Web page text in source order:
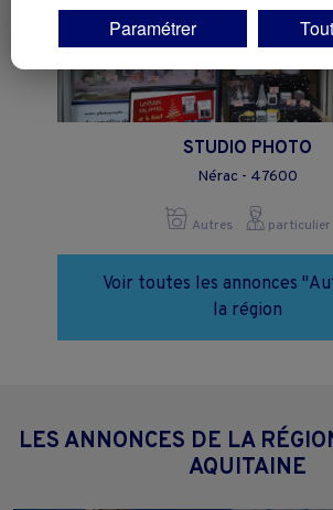
STUDIO PHOTO
Nérac - 47600
Autres particulier
Voir toutes les annonces
la région
LES ANNONCES DE LA
AQUITAINE
vos centres d'intérêt. Seuls lescookies/
déposés et lus sur votre terminal.
Vous pouvez exprimer vos choix en cliquant
"Continuer sans accepter" ou "Paramétrer",
moment en cliquant sur le lien "Paramétrez vos
page.
Paramétrer